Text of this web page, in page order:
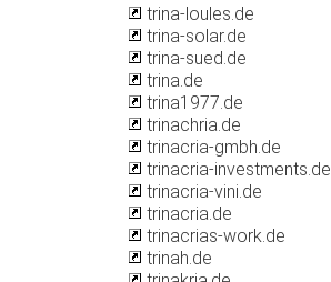
trina-loules.de
trina-solar.de
trina-sued.de
trina.de
trina1977.de
trinachria.de
trinacria-gmbh.de
trinacria-investments.de
trinacria-vini.de
trinacria.de
trinacrias-work.de
trinah.de